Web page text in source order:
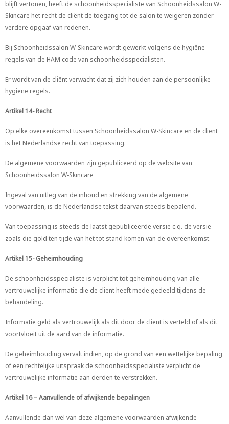
blijft vertonen, heeft de schoonheidsspecialiste van Schoonheidssalon W-
Skincare het recht de cliënt de toegang tot de salon te weigeren zonder
verdere opgaaf van redenen.
Bij Schoonheidssalon W-Skincare wordt gewerkt volgens de hygiëne
regels van de HAM code van schoonheidsspecialisten.
Er wordt van de cliënt verwacht dat zij zich houden aan de persoonlijke
hygiëne regels.
Artikel 14- Recht
Op elke overeenkomst tussen Schoonheidssalon W-Skincare en de cliënt
is het Nederlandse recht van toepassing.
De algemene voorwaarden zijn gepubliceerd op de website van
Schoonheidssalon W-Skincare
Ingeval van uitleg van de inhoud en strekking van de algemene
voorwaarden, is de Nederlandse tekst daarvan steeds bepalend.
Van toepassing is steeds de laatst gepubliceerde versie c.q. de versie
zoals die gold ten tijde van het tot stand komen van de overeenkomst.
Artikel 15- Geheimhouding
De schoonheidsspecialiste is verplicht tot geheimhouding van alle
vertrouwelijke informatie die de cliënt heeft mede gedeeld tijdens de
behandeling.
Informatie geld als vertrouwelijk als dit door de cliënt is verteld of als dit
voortvloeit uit de aard van de informatie.
De geheimhouding vervalt indien, op de grond van een wettelijke bepaling
of een rechtelijke uitspraak de schoonheidsspecialiste verplicht de
vertrouwelijke informatie aan derden te verstrekken.
Artikel 16 – Aanvullende of afwijkende bepalingen
Aanvullende dan wel van deze algemene voorwaarden afwijkende